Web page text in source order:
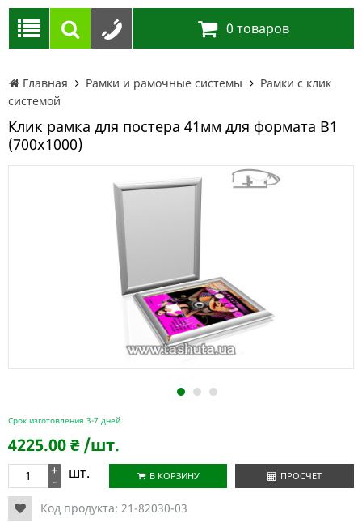
0 товаров
Главная Рамки и рамочные системы
Рамки с клик
системой
Клик рамка для постера 41мм для формата В1
(700х1000)
1 2 3
Срок изготовления 3-7 дней
4225.00₴ /шт.
+
- шт. В КОРЗИНУ ПРОСЧЕТ
Код продукта: 21-82030-03